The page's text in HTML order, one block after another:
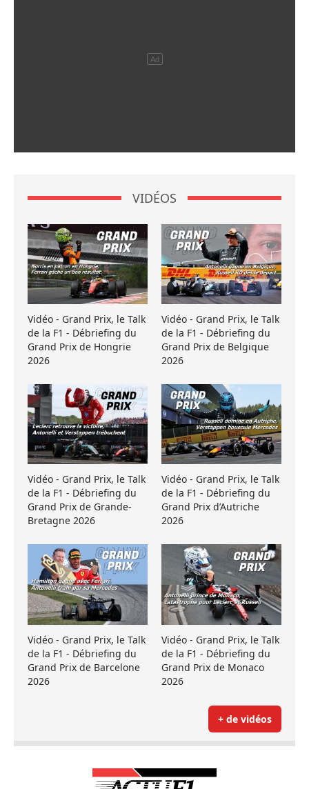
VIDÉOS
Vidéo - Grand Prix, le Talk
de la F1 - Débriefing du
Grand Prix de Hongrie
2026
Vidéo - Grand Prix, le Talk
de la F1 - Débriefing du
Grand Prix de Belgique
2026
Vidéo - Grand Prix, le Talk
de la F1 - Débriefing du
Grand Prix de Grande-
Bretagne 2026
Vidéo - Grand Prix, le Talk
de la F1 - Débriefing du
Grand Prix d’Autriche
2026
Vidéo - Grand Prix, le Talk
de la F1 - Débriefing du
Grand Prix de Barcelone
2026
Vidéo - Grand Prix, le Talk
de la F1 - Débriefing du
Grand Prix de Monaco
2026
+ de vidéos